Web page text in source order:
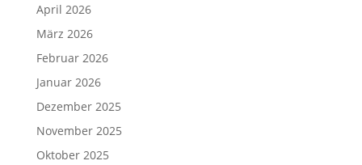
April 2026
März 2026
Februar 2026
Januar 2026
Dezember 2025
November 2025
Oktober 2025